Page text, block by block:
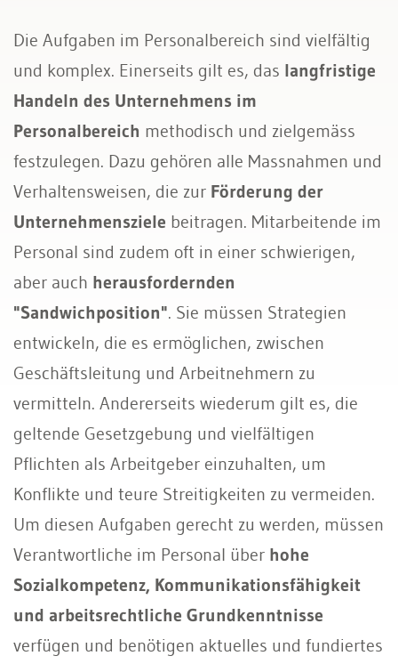
Recht
Bau & Immobilien
Die Aufgaben im Personalbereich sind vielfältig
und komplex. Einerseits gilt es, das langfristige
Handeln des Unternehmens im
Personalbereich methodisch und zielgemäss
festzulegen. Dazu gehören alle Massnahmen und
Verhaltensweisen, die zur Förderung der
Unternehmensziele beitragen. Mitarbeitende im
Personal sind zudem oft in einer schwierigen,
aber auch herausfordernden
"Sandwichposition". Sie müssen Strategien
entwickeln, die es ermöglichen, zwischen
Geschäftsleitung und Arbeitnehmern zu
vermitteln. Andererseits wiederum gilt es, die
geltende Gesetzgebung und vielfältigen
Pflichten als Arbeitgeber einzuhalten, um
Konflikte und teure Streitigkeiten zu vermeiden.
Um diesen Aufgaben gerecht zu werden, müssen
Verantwortliche im Personal über hohe
Sozialkompetenz, Kommunikationsfähigkeit
und arbeitsrechtliche Grundkenntnisse
verfügen und benötigen aktuelles und fundiertes